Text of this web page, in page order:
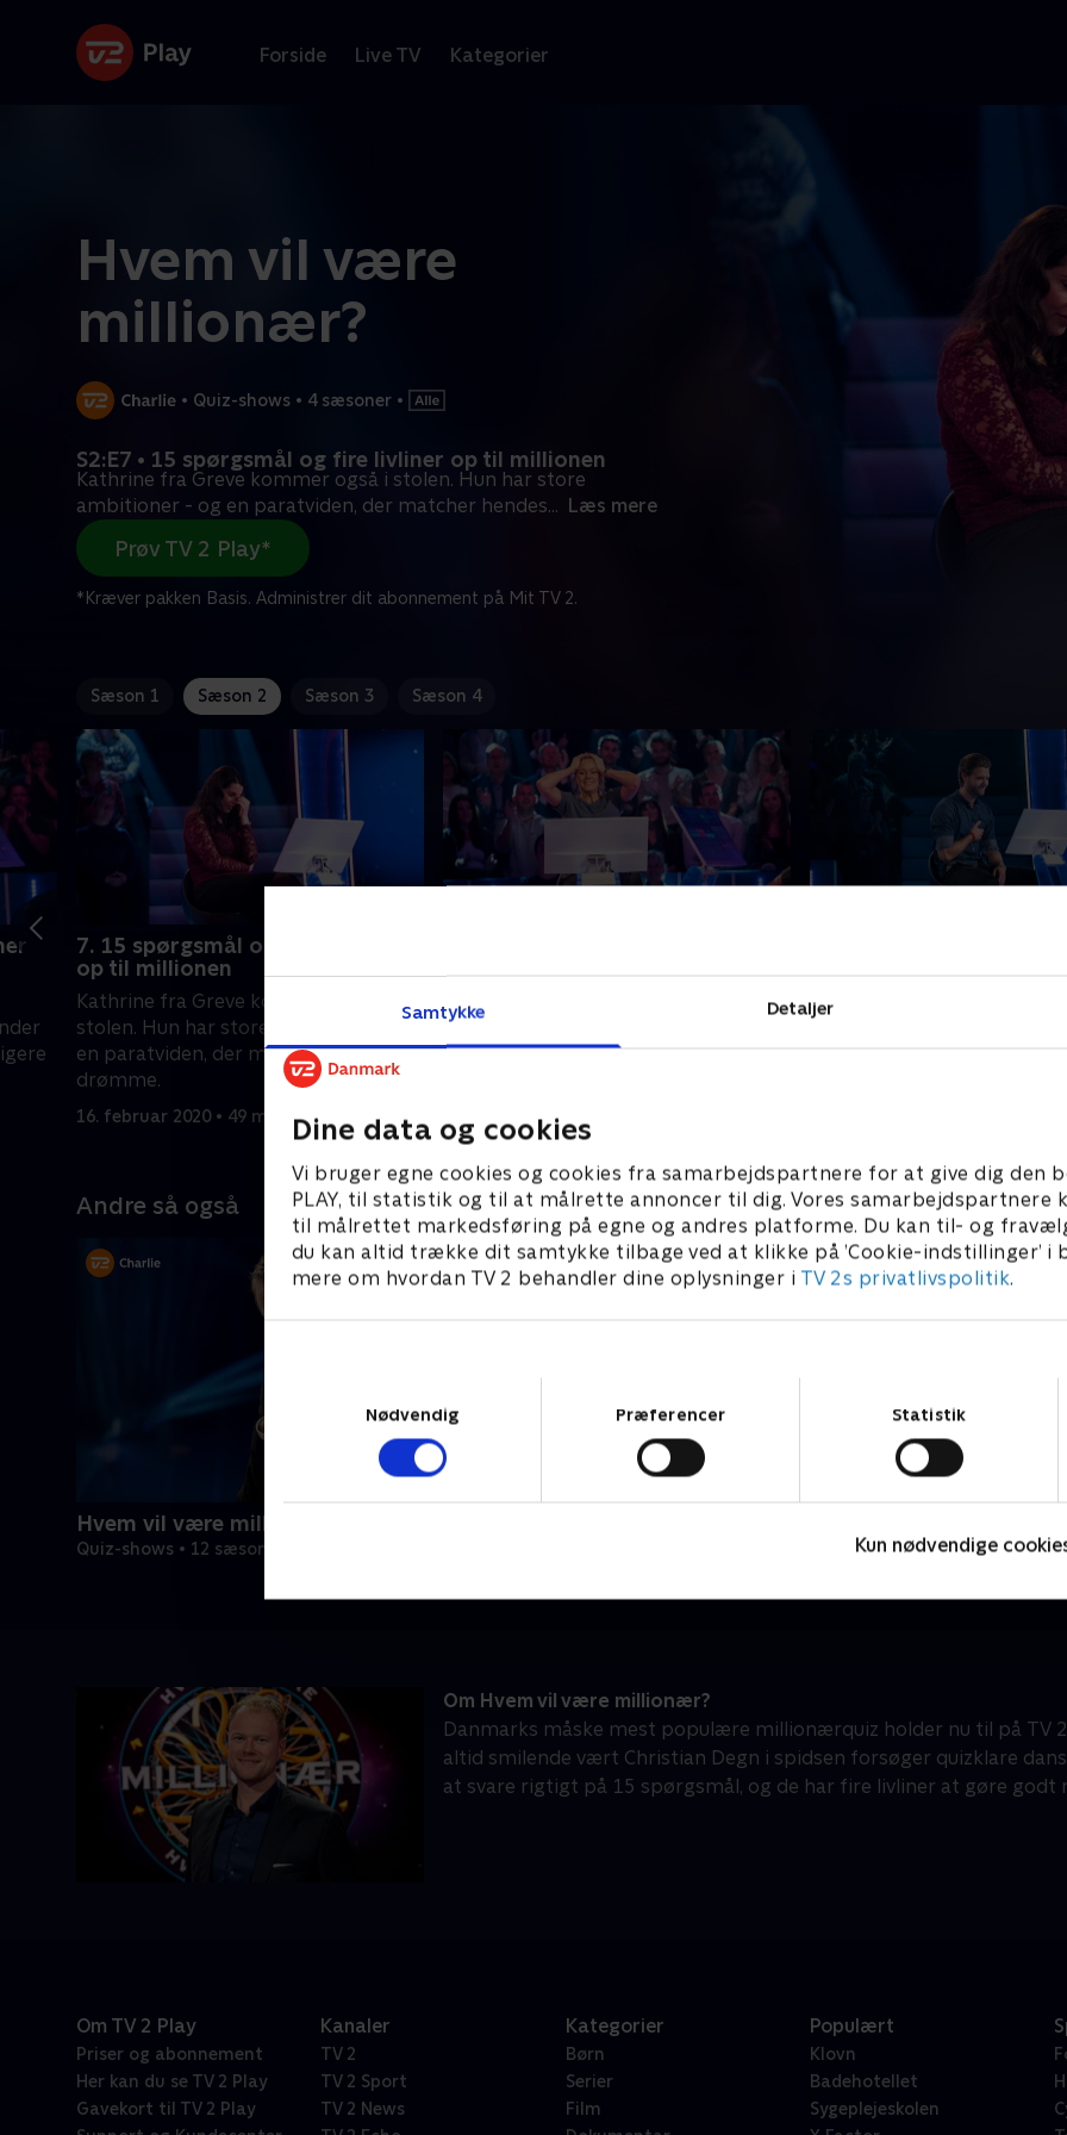
Samtykke Detaljer
Dine data og cookies
Vi bruger egne cookies og cookies fra samarbejdspartnere for at give dig den
PLAY, til statistik og til at målrette annoncer til dig. Vores samarbejdspartnere
til målrettet markedsføring på egne og andres platforme. Du kan til- og
du kan altid trække dit samtykke tilbage ved at klikke på ’Cookie-indstillinger’ i
mere om hvordan TV 2 behandler dine oplysninger i TV 2s privatlivspolitik.
Nødvendig
Præferencer Statistik
Kun nødvendige
Forside Live TV Kategorier
Hvem vil være
millionær?
• Quiz-shows • 4 sæsoner •
S2:E7 • 15 spørgsmål og fire livliner op til millionen
Kathrine fra Greve kommer også i stolen. Hun har store
ambitioner - og en paratviden, der matcher hendes... Læs mere
Prøv TV 2 Play*
*Kræver pakken Basis. Administrer dit abonnement på Mit TV 2.
Sæson 1 Sæson 2 Sæson 3 Sæson 4
7. 15 spørgsmål og fire livliner
op til millionen
Kathrine fra Greve kommer også i
stolen. Hun har store ambitioner - og
en paratviden, der matcher hendes
drømme.
16. februar 2020 • 49 min
Michael fra Køge er tilbage i den
varme stol og er tæt på millionen,
men vil et spørgsmål om det danske
23. februar 2020 • 48 min
Christian Degn får besøg af
Andre så også
Hvem vil være millionær? Classic
Quiz-shows • 12 sæsoner
Om Hvem vil være millionær?
Danmarks måske mest populære millionærquiz holder nu til på TV 2
altid smilende vært Christian Degn i spidsen forsøger quizklare
at svare rigtigt på 15 spørgsmål, og de har fire livliner at gøre godt
Om TV 2 Play
Priser og abonnement
Her kan du se TV 2 Play
Gavekort til TV 2 Play
Kanaler
TV 2
TV 2 Sport
TV 2 News
Kategorier
Børn
Serier
Film
Populært
Klovn
Badehotellet
Sygeplejeskolen